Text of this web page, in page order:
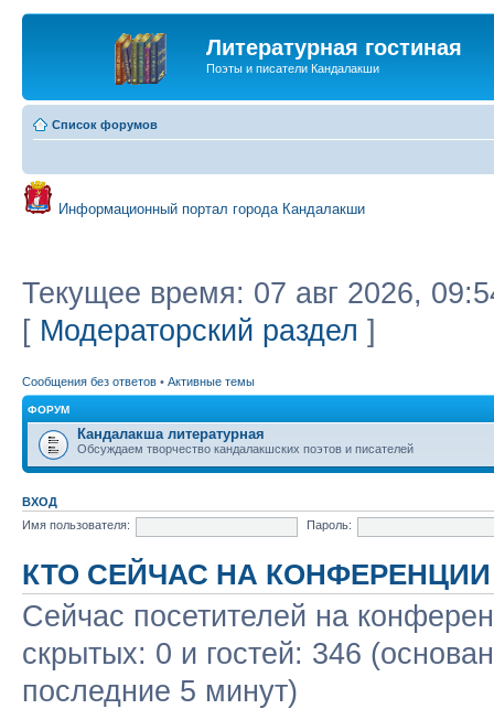
Литературная гостиная
Поэты и писатели Кандалакши
Список форумов
Информационный портал города Кандалакши
Текущее время: 07 авг 2026,
[ Модераторский раздел ]
Сообщения без ответов • Активные темы
ФОРУМ
Кандалакша литературная
Обсуждаем творчество кандалакшских поэтов и писателей
ВХОД
Имя пользователя:
Пароль:
КТО СЕЙЧАС НА КОНФЕРЕНЦИИ
Сейчас посетителей на
скрытых: 0 и гостей: 346
последние 5 минут)